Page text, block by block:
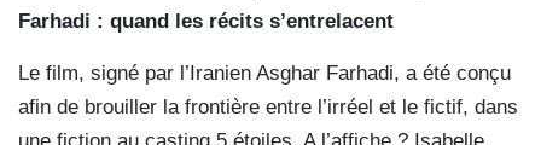
Farhadi : quand les récits s’entrelacent
Le film, signé par l’Iranien Asghar Farhadi, a été conçu
afin de brouiller la frontière entre l’irréel et le fictif, dans
une fiction au casting 5 étoiles. A l’affiche ? Isabelle